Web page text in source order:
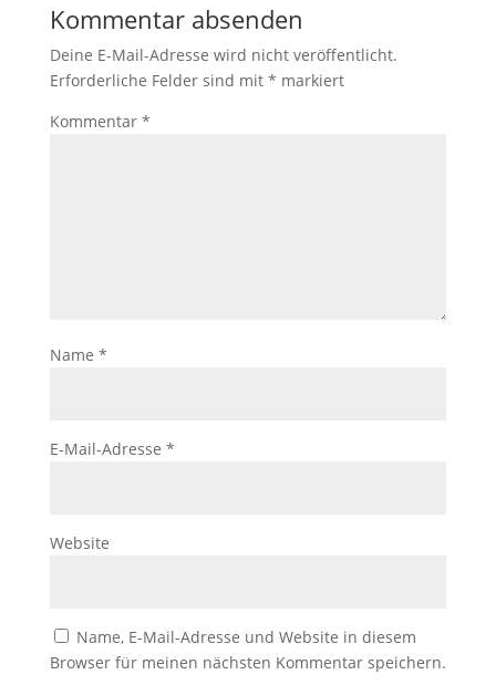
Kommentar absenden
Deine E-Mail-Adresse wird nicht veröffentlicht.
Erforderliche Felder sind mit * markiert
Kommentar *
Name *
E-Mail-Adresse *
Website
Name, E-Mail-Adresse und Website in diesem
Browser für meinen nächsten Kommentar speichern.